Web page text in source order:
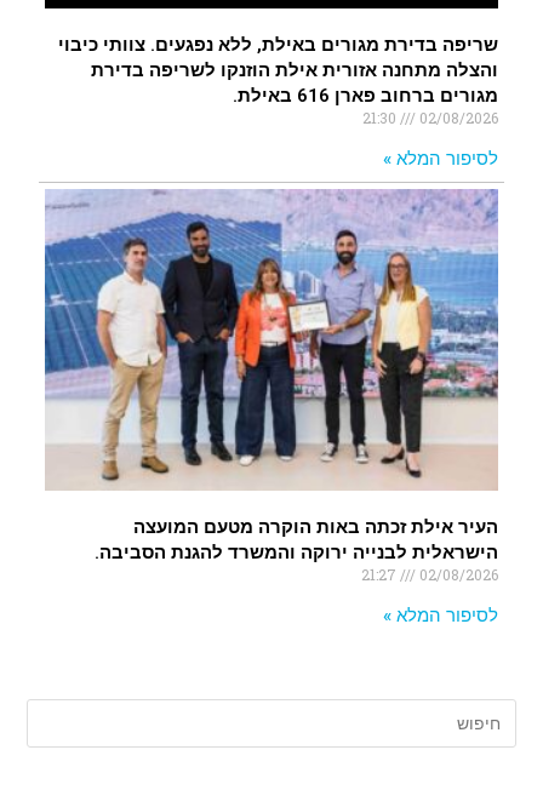
שריפה בדירת מגורים באילת, ללא נפגעים. צוותי כיבוי
והצלה מתחנה אזורית אילת הוזנקו לשריפה בדירת
מגורים ברחוב פארן 616 באילת.
02/08/2026
לסיפור המלא »
העיר אילת זכתה באות הוקרה מטעם המועצה
הישראלית לבנייה ירוקה והמשרד להגנת הסביבה.
02/08/2026
לסיפור המלא »